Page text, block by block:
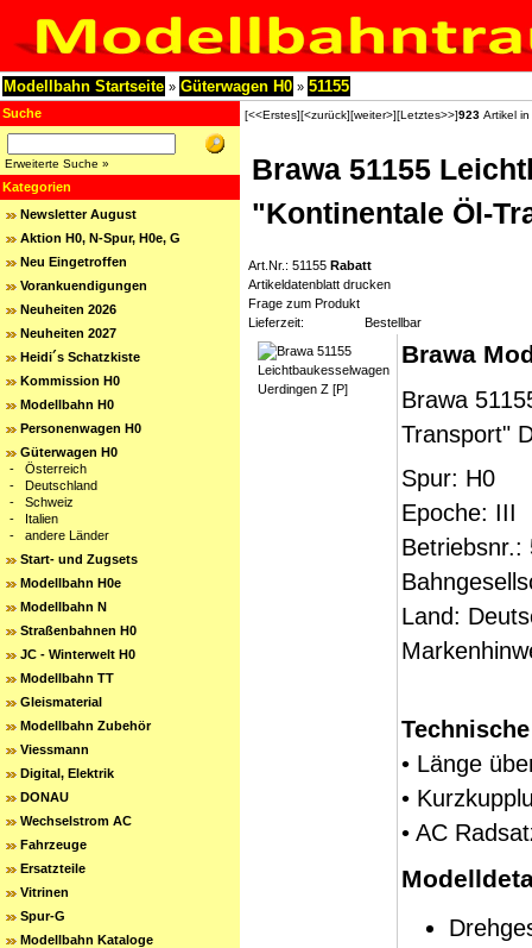
Modellbahn Startseite » Güterwagen H0 » 51155
Suche
Erweiterte Suche »
Kategorien
Newsletter August
Aktion H0, N-Spur, H0e, G
Neu Eingetroffen
Vorankuendigungen
Neuheiten 2026
Neuheiten 2027
Heidi´s Schatzkiste
Kommission H0
Modellbahn H0
Personenwagen H0
Güterwagen H0
- Österreich
- Deutschland
- Schweiz
- Italien
- andere Länder
Start- und Zugsets
Modellbahn H0e
Modellbahn N
Straßenbahnen H0
JC - Winterwelt H0
Modellbahn TT
Gleismaterial
Modellbahn Zubehör
Viessmann
Digital, Elektrik
DONAU
Wechselstrom AC
Fahrzeuge
Ersatzteile
Vitrinen
Spur-G
Modellbahn Kataloge
[<<Erstes][<zurück][weiter>][Letztes>>]923 Artikel
Brawa 51155
"Kontinentale Öl-
Art.Nr.: 51155 Rabatt
Artikeldatenblatt drucken
Frage zum Produkt
Lieferzeit:
Bestellbar
Brawa
Brawa
Transport"
Spur: H0
Epoche: III
Betriebsnr.:
Land:
• Länge
•
• AC